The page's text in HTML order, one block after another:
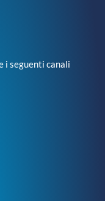
i seguenti canali